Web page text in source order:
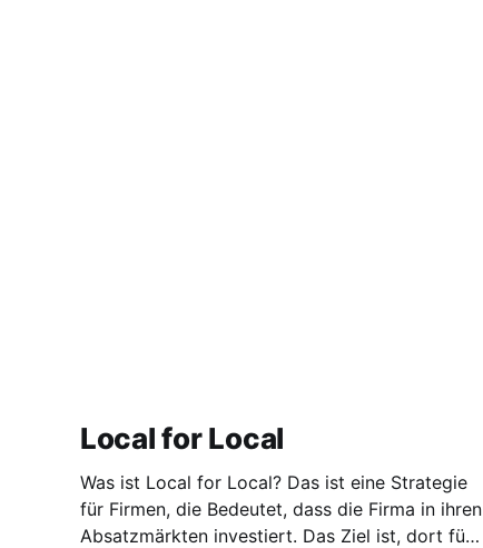
Local for Local
Was ist Local for Local? Das ist eine Strategie
für Firmen, die Bedeutet, dass die Firma in ihren
Absatzmärkten investiert. Das Ziel ist, dort für